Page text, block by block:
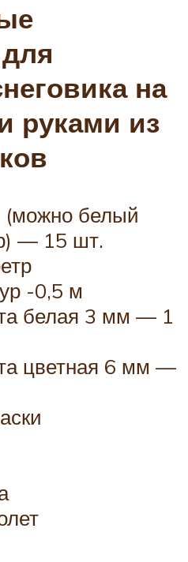
на
руками из
(можно белый
— 15 шт.
-0,5 м
белая 3 мм — 1
цветная 6 мм —